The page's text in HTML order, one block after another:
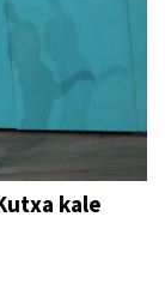
kale